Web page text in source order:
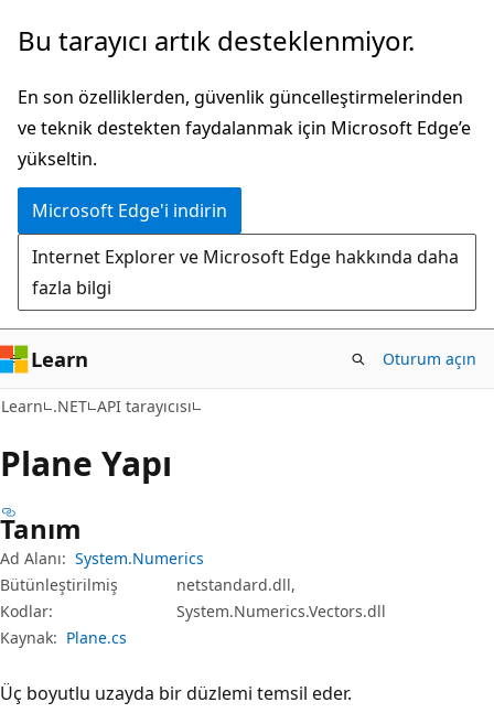
Ana
atla
Sayfa
gezintiye
atla
Bu tarayıcı artık desteklenmiyor.
En son özelliklerden, güvenlik güncelleştirmelerinden
ve teknik destekten faydalanmak için Microsoft Edge’e
yükseltin.
Microsoft Edge'i indirin
Internet Explorer ve Microsoft Edge hakkında daha
fazla bilgi
Learn Oturum açın
Learn .NET API tarayıcısı
Plane Yapı
Tanım
Ad Alanı: System.Numerics
Bütünleştirilmiş
Kodlar:
netstandard.dll,
System.Numerics.Vectors.dll
Kaynak: Plane.cs
Üç boyutlu uzayda bir düzlemi temsil eder.